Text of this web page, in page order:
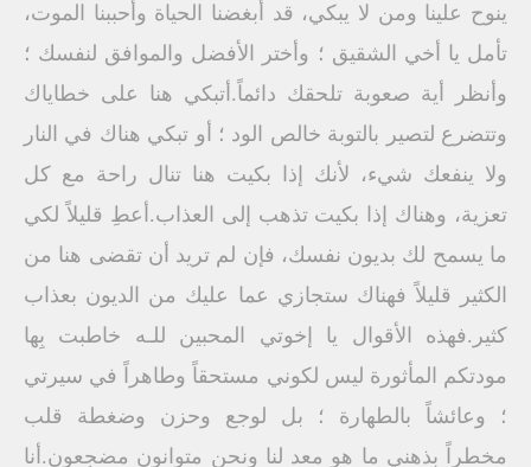
ينوح علينا ومن لا يبكي، قد أبغضنا الحياة وأحببنا الموت،
تأمل يا أخي الشقيق ؛ وأختر الأفضل والموافق لنفسك ؛
وأنظر أية صعوبة تلحقك دائماً.أتبكي هنا على خطاياك
وتتضرع لتصير بالتوبة خالص الود ؛ أو تبكي هناك في النار
ولا ينفعك شيء، لأنك إذا بكيت هنا تنال راحة مع كل
تعزية، وهناك إذا بكيت تذهب إلى العذاب.أعطِ قليلاً لكي
ما يسمح لك بديون نفسك، فإن لم تريد أن تقضى هنا من
الكثير قليلاً فهناك ستجازي عما عليك من الديون بعذاب
كثير.فهذه الأقوال يا إخوتي المحبين للـه خاطبت بِها
مودتكم المأثورة ليس لكوني مستحقاً وطاهراً في سيرتي
؛ وعائشاً بالطهارة ؛ بل لوجع وحزن وضغطة قلب
مخطراً بذهني ما هو معد لنا ونحن متوانون مضجعون.أنا